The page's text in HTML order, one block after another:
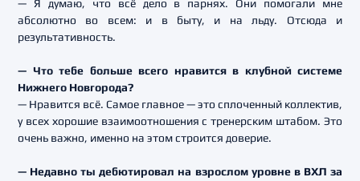
— Я думаю, что всё дело в парнях. Они помогали мне
абсолютно во всем: и в быту, и на льду. Отсюда и
результативность.
— Что тебе больше всего нравится в клубной системе
Нижнего Новгорода?
— Нравится всё. Самое главное — это сплоченный коллектив,
у всех хорошие взаимоотношения с тренерским штабом. Это
очень важно, именно на этом строится доверие.
— Недавно ты дебютировал на взрослом уровне в ВХЛ за